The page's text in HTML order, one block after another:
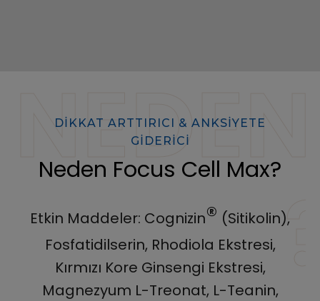
DİKKAT ARTTIRICI & ANKSİYETE
GİDERİCİ
Neden Focus Cell Max?
Etkin Maddeler: Cognizin® (Sitikolin),
Fosfatidilserin, Rhodiola Ekstresi,
Kırmızı Kore Ginsengi Ekstresi,
Magnezyum L-Treonat, L-Teanin,